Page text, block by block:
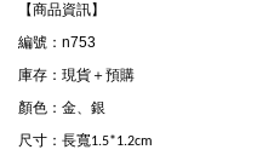
【商品資訊】
編號：n753
庫存：現貨＋預購
顏色： 金、銀
尺寸： 長寬1.5*1.2cm